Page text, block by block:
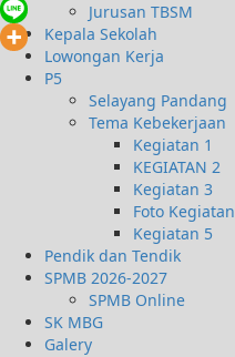
Jurusan TBSM
Kepala Sekolah
Lowongan Kerja
P5
Selayang Pandang
Tema Kebekerjaan
Kegiatan 1
KEGIATAN 2
Kegiatan 3
Foto Kegiatan
Kegiatan 5
Pendik dan Tendik
SPMB 2026-2027
SPMB Online
SK MBG
Galery